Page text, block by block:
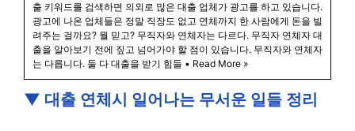
출 키워드를 검색하면 의외로 많은 대출 업체가 광고를 하고 있습니다.
광고에 나온 업체들은 정말 직장도 없고 연체까지 한 사람에게 돈을 빌
려주는 걸까요? 뭘 믿고? 무직자와 연체자는 다르다. 무직자 연체자 대
출을 알아보기 전에 짚고 넘어가야 할 점이 있습니다. 무직자와 연체자
는 다릅니다. 둘 다 대출을 받기 힘들 • Read More »
▼ 대출 연체시 일어나는 무서운 일들 정리